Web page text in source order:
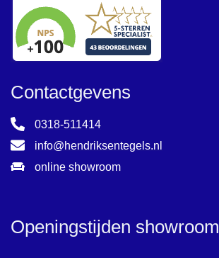
Contactgevens
0318-511414
info@hendriksentegels.nl
online showroom
Openingstijden showroom